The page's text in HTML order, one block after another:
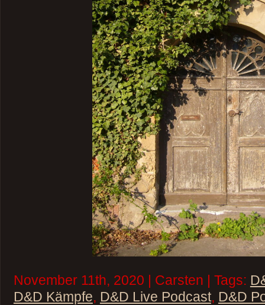
November 11th, 2020 | Carsten | Tags:
D&D Kämpfe, D&D Live Podcast, D&D